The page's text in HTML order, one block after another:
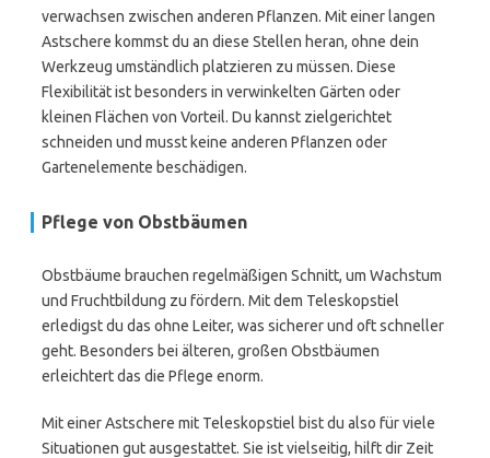
verwachsen zwischen anderen Pflanzen. Mit einer langen
Astschere kommst du an diese Stellen heran, ohne dein
Werkzeug umständlich platzieren zu müssen. Diese
Flexibilität ist besonders in verwinkelten Gärten oder
kleinen Flächen von Vorteil. Du kannst zielgerichtet
schneiden und musst keine anderen Pflanzen oder
Gartenelemente beschädigen.
Pflege von Obstbäumen
Obstbäume brauchen regelmäßigen Schnitt, um Wachstum
und Fruchtbildung zu fördern. Mit dem Teleskopstiel
erledigst du das ohne Leiter, was sicherer und oft schneller
geht. Besonders bei älteren, großen Obstbäumen
erleichtert das die Pflege enorm.
Mit einer Astschere mit Teleskopstiel bist du also für viele
Situationen gut ausgestattet. Sie ist vielseitig, hilft dir Zeit